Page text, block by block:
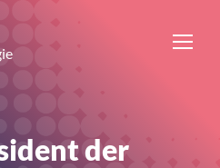
der